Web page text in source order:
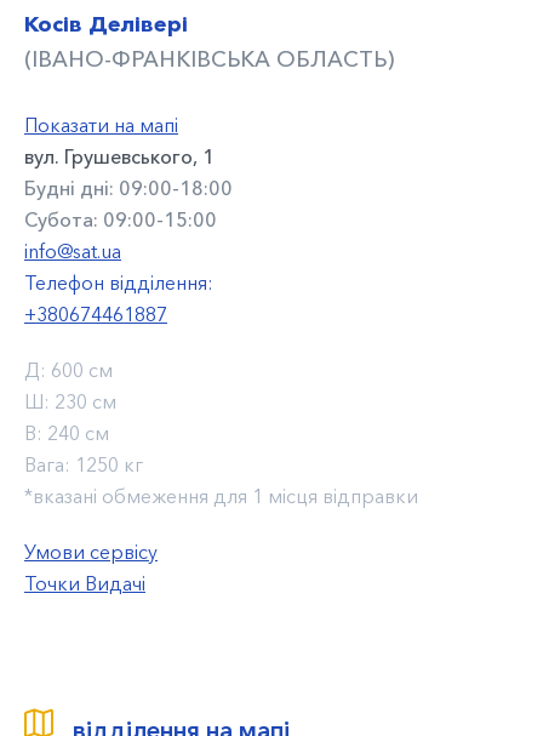
Косів Делівері
(ІВАНО-ФРАНКІВСЬКА ОБЛАСТЬ)
Показати на мапі
вул. Грушевського, 1
Будні дні: 09:00-18:00
Субота: 09:00-15:00
info@sat.ua
Телефон відділення:
+380674461887
Д: 600 см
Ш: 230 см
В: 240 см
Вага: 1250 кг
*вказані обмеження для 1 місця відправки
Умови сервісу
Точки Видачі
відділення на мапі